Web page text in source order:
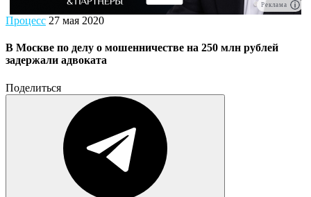
Реклама
Процесс 27 мая 2020
В Москве по делу о мошенничестве на 250 млн рублей
задержали адвоката
Поделиться